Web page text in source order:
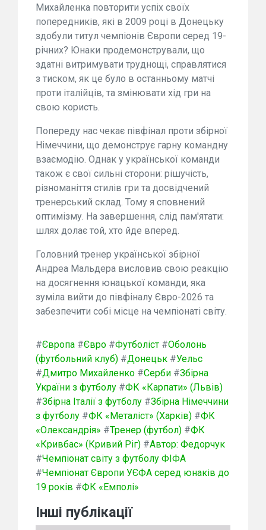
Михайленка повторити успіх своїх
попередників, які в 2009 році в Донецьку
здобули титул чемпіонів Європи серед 19-
річних? Юнаки продемонстрували, що
здатні витримувати труднощі, справлятися
з тиском, як це було в останньому матчі
проти італійців, та змінювати хід гри на
свою користь.
Попереду нас чекає півфінал проти збірної
Німеччини, що демонструє гарну командну
взаємодію. Однак у української команди
також є свої сильні сторони: рішучість,
різноманіття стилів гри та досвідчений
тренерський склад. Тому я сповнений
оптимізму. На завершення, слід пам'ятати:
шлях долає той, хто йде вперед.
Головний тренер української збірної
Андреа Мальдера висловив свою реакцію
на досягнення юнацької команди, яка
зуміла вийти до півфіналу Євро-2026 та
забезпечити собі місце на чемпіонаті світу.
#Європа #Євро #Футболіст #Оболонь
(футбольний клуб) #Донецьк #Уельс
#Дмитро Михайленко #Серби #Збірна
України з футболу #ФК «Карпати» (Львів)
#Збірна Італії з футболу #Збірна Німеччини
з футболу #ФК «Металіст» (Харків) #ФК
«Олександрія» #Тренер (футбол) #ФК
«Кривбас» (Кривий Ріг) #Автор: Федорчук
#Чемпіонат світу з футболу ФІФА
#Чемпіонат Європи УЄФА серед юнаків до
19 років #ФК «Емполі»
Інші публікації